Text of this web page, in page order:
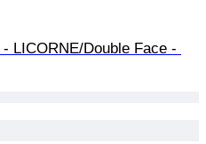
- LICORNE/Double Face -